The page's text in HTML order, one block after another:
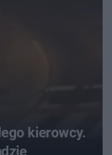
kierowcy.